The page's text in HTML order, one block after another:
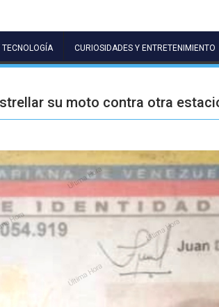
TECNOLOGÍA CURIOSIDADES Y ENTRETENIMIENTO
su moto contra otra